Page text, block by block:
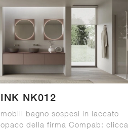
INK NK012
mobili bagno sospesi in laccato
opaco della firma Compab: clicca